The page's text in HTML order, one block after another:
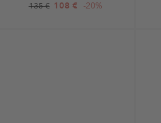
135 € 108 € -20%